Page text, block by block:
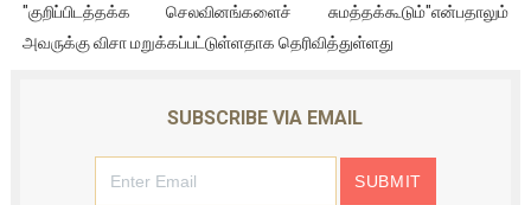
"குறிப்பிடத்தக்க செலவினங்களைச் சுமத்தக்கூடும்"என்பதாலும்
அவருக்கு விசா மறுக்கப்பட்டுள்ளதாக தெரிவித்துள்ளது
SUBSCRIBE VIA EMAIL